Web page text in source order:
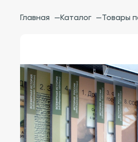
Главная —Каталог —Товары